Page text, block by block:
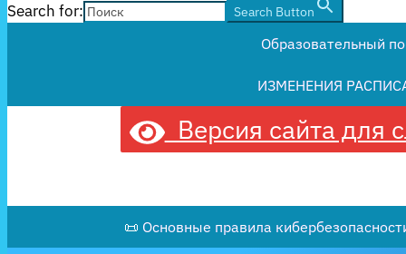
Search for: Search Button
Образовательный
ИЗМЕНЕНИЯ
Версия сайта для
📜 Основные правила